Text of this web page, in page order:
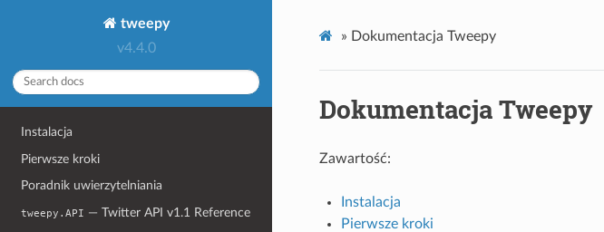
tweepy
v4.4.0
Instalacja
Pierwsze kroki
Poradnik uwierzytelniania
tweepy.API — Twitter API v1.1 Reference
» Dokumentacja Tweepy
Dokumentacja Tweepy
Zawartość:
Instalacja
Pierwsze kroki